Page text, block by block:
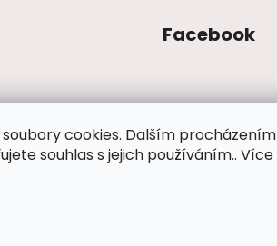
cookies. Dalším procházením
souhlas s jejich používáním.. Více
na Instagramu
Facebook